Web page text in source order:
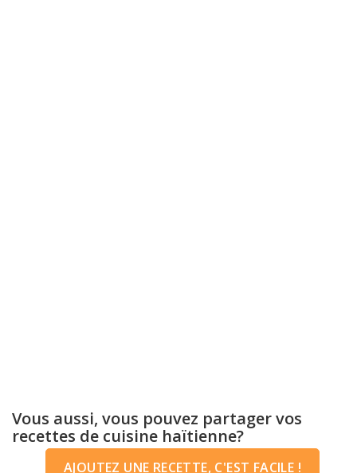
Vous aussi, vous pouvez partager vos
recettes de cuisine haïtienne?
AJOUTEZ UNE RECETTE, C'EST FACILE !